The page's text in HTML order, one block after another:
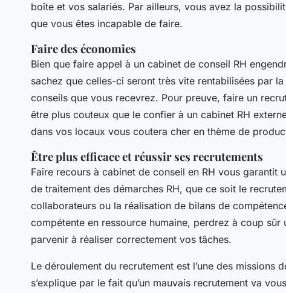
boîte et vos salariés. Par ailleurs, vous avez la
que vous êtes incapable de faire.
Faire des économies
Bien que faire appel à un cabinet de conseil RH
sachez que celles-ci seront très vite rentabilisées par
conseils que vous recevrez. Pour preuve, faire un
être plus couteux que le confier à un cabinet RH
dans vos locaux vous coutera cher en thème de
Être plus efficace et réussir ses recrutements
Faire recours à cabinet de conseil en RH vous garantit
de traitement des démarches RH, que ce soit le
collaborateurs ou la réalisation de bilans de
compétente en ressource humaine, perdrez à coup
parvenir à réaliser correctement vos tâches.
Le déroulement du recrutement est l’une des missions
s’explique par le fait qu’un mauvais recrutement va